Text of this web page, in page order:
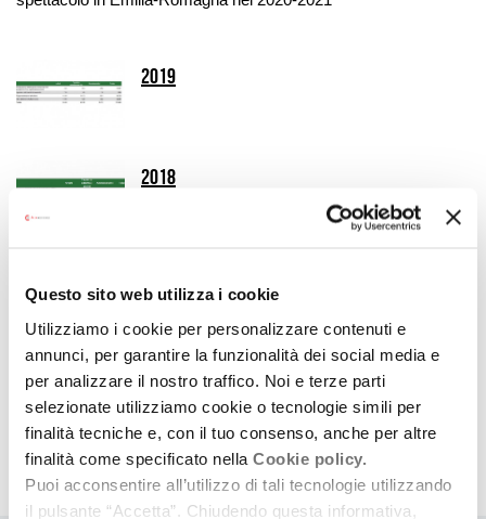
Questo sito web utilizza i cookie
Utilizziamo i cookie per personalizzare contenuti e
annunci, per garantire la funzionalità dei social media e
per analizzare il nostro traffico. Noi e terze parti
selezionate utilizziamo cookie o tecnologie simili per
finalità tecniche e, con il tuo consenso, anche per altre
finalità come specificato nella Cookie policy.
Puoi acconsentire all’utilizzo di tali tecnologie utilizzando
il pulsante “Accetta”. Chiudendo questa informativa,
2019
2018
2016
Altre analisi dell'occupazione